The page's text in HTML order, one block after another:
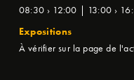
08:30 › 12:00 | 13:00 ›
Expositions
À vérifier sur la page de